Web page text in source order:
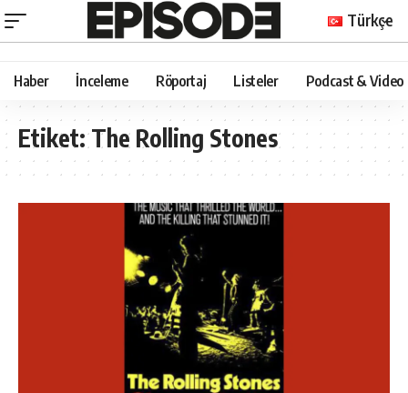
Türkçe
Haber İnceleme Röportaj Listeler Podcast & Video
Etiket:The Rolling Stones